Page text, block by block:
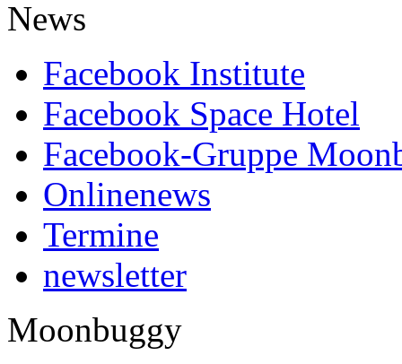
News
Facebook Institute
Facebook Space Hotel
Facebook-Gruppe
Onlinenews
Termine
newsletter
Moonbuggy